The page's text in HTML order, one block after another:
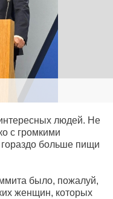
людей. Не
с громкими
больше пищи
было, пожалуй,
женщин, которых